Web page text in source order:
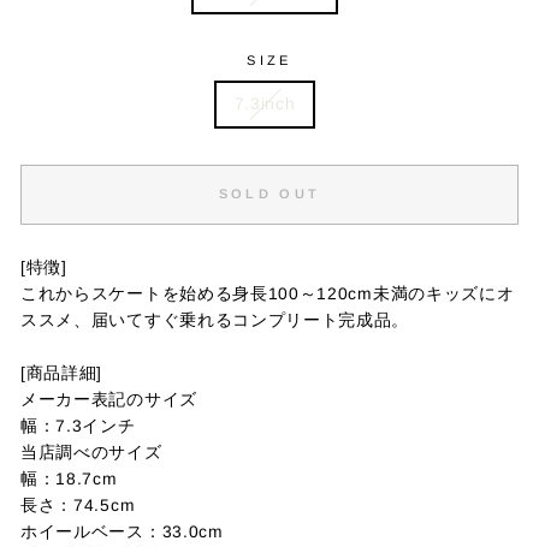
SIZE
7.3inch
SOLD OUT
[特徴]
これからスケートを始める身長100～120cm未満のキッズにオ
ススメ、届いてすぐ乗れるコンプリート完成品。
[商品詳細]
メーカー表記のサイズ
幅：7.3インチ
当店調べのサイズ
幅：18.7cm
長さ：74.5cm
ホイールベース：33.0cm